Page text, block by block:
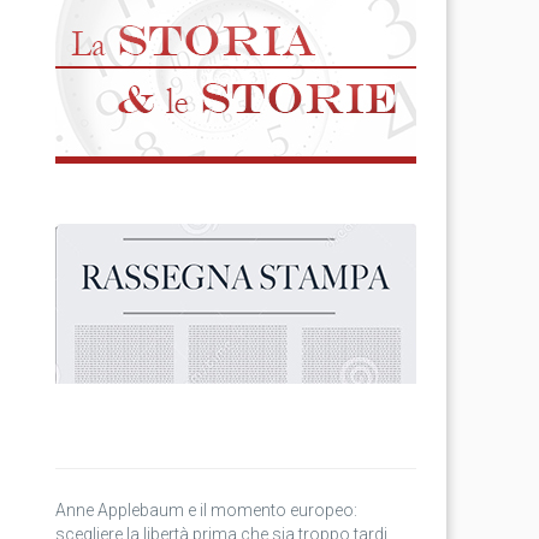
Anne Applebaum e il momento europeo:
scegliere la libertà prima che sia troppo tardi